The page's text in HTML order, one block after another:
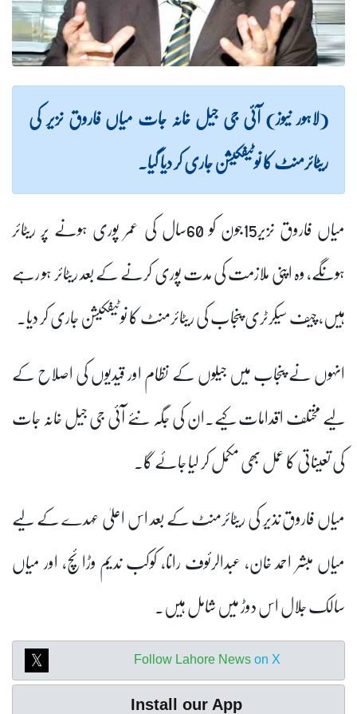
(لاہور نیوز) آئی جی جیل خانہ جات میاں فاروق نزیر کی
ریٹائرمنٹ کا نوٹیفکیشن جاری کر دیا گیا۔
میاں فاروق نزیر15جون کو 60سال کی عمر پوری ہونے پر ریٹائر
ہونگے، وہ اپنی ملازمت کی مدت پوری کرنے کے بعد ریٹائر ہو رہے
ہیں، چیف سیکرٹری پنجاب کی ریٹائرمنٹ کا نوٹیفکیشن جاری کر دیا۔
انہوں نے پنجاب میں جیلوں کے نظام اور قیدیوں کی اصلاح کے
لیے مختلف اقدامات کیے۔ان کی جگہ نئے آئی جی جیل خانہ جات
کی تعیناتی کا عمل بھی مکمل کر لیا جائے گا۔
میاں فاروق نذیر کی ریٹائرمنٹ کے بعد اس اعلیٰ عہدے کے لیے
میاں مبشر احمد خان، عبدالرئوف رانا، کوکب ندیم وڑائچ، اور میاں
سالک جلال اس دوڑ میں شامل ہیں۔
Follow Lahore News on X
Install our App